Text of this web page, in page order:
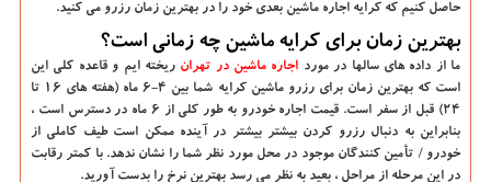
حاصل کنیم که کرایه اجاره ماشین بعدی خود را در بهترین زمان رزرو می کنید.
بهترین زمان برای کرایه ماشین چه زمانی است؟
ما از داده های سالها در مورد اجاره ماشین در تهرانریخته ایم و قاعده کلی این
است که بهترین زمان برای رزرو ماشین کرایه شما بین 4-6 ماه (هفته های 16 تا
24) قبل از سفر است. قیمت اجاره خودرو به طور کلی از 6 ماه در دسترس است ،
بنابراین به دنبال رزرو کردن بیشتر بیشتر در آینده ممکن است طیف کاملی از
خودرو / تأمین کنندگان موجود در محل مورد نظر شما را نشان ندهد. با کمتر رقابت
در این مرحله از مراحل ، بعید به نظر می رسد بهترین نرخ را بدست آورید.